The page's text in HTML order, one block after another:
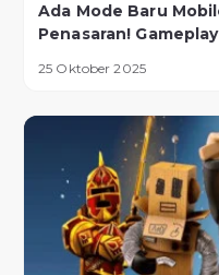
Ada Mode Baru
Penasaran!
25 Oktober 2025